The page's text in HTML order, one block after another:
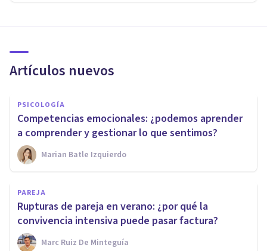
Artículos nuevos
PSICOLOGÍA
Competencias emocionales: ¿podemos aprender
a comprender y gestionar lo que sentimos?
Marian Batle Izquierdo
PAREJA
Rupturas de pareja en verano: ¿por qué la
convivencia intensiva puede pasar factura?
Marc Ruiz De Minteguía